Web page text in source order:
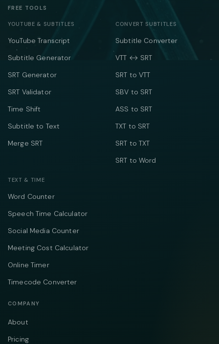
FREE TOOLS
YOUTUBE & SUBTITLES
YouTube Transcript
Subtitle Generator
SRT Generator
SRT Validator
Time Shift
Subtitle to Text
Merge SRT
CONVERT SUBTITLES
Subtitle Converter
VTT ↔ SRT
SRT to VTT
SBV to SRT
ASS to SRT
TXT to SRT
SRT to TXT
SRT to Word
TEXT & TIME
Word Counter
Speech Time Calculator
Social Media Counter
Meeting Cost Calculator
Online Timer
Timecode Converter
COMPANY
About
Pricing